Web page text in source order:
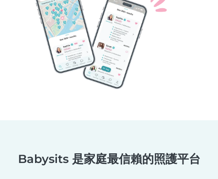
Babysits 是家庭最信賴的照護平台